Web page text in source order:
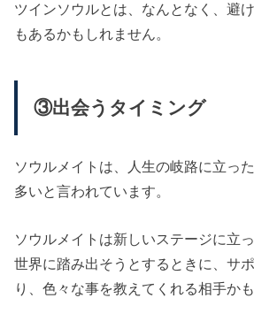
ツインソウルとは、なんとなく、避
もあるかもしれません。
③出会うタイミング
ソウルメイトは、人生の岐路に立っ
多いと言われています。
ソウルメイトは新しいステージに立
世界に踏み出そうとするときに、サ
り、色々な事を教えてくれる相手か